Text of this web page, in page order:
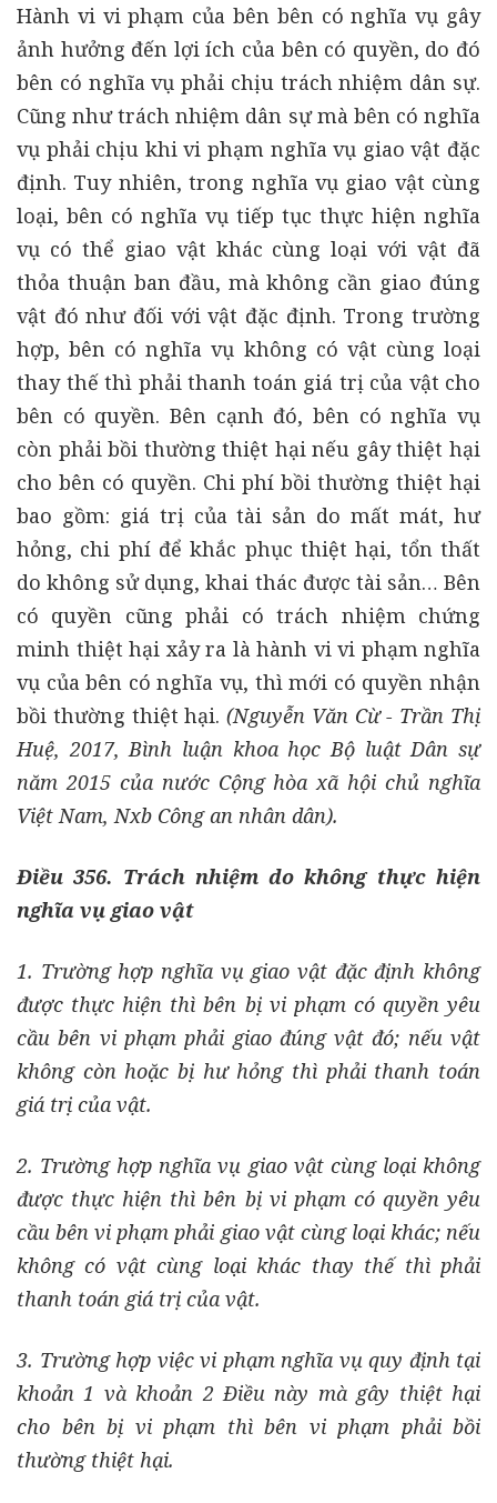
Hành vi vi phạm của bên bên có nghĩa vụ gây
ảnh hưởng đến lợi ích của bên có quyền, do đó
bên có nghĩa vụ phải chịu trách nhiệm dân sự.
Cũng như trách nhiệm dân sự mà bên có nghĩa
vụ phải chịu khi vi phạm nghĩa vụ giao vật đặc
định. Tuy nhiên, trong nghĩa vụ giao vật cùng
loại, bên có nghĩa vụ tiếp tục thực hiện nghĩa
vụ có thể giao vật khác cùng loại với vật đã
thỏa thuận ban đầu, mà không cần giao đúng
vật đó như đối với vật đặc định. Trong trường
hợp, bên có nghĩa vụ không có vật cùng loại
thay thế thì phải thanh toán giá trị của vật cho
bên có quyền. Bên cạnh đó, bên có nghĩa vụ
còn phải bồi thường thiệt hại nếu gây thiệt hại
cho bên có quyền. Chi phí bồi thường thiệt hại
bao gồm: giá trị của tài sản do mất mát, hư
hỏng, chi phí để khắc phục thiệt hại, tổn thất
do không sử dụng, khai thác được tài sản… Bên
có quyền cũng phải có trách nhiệm chứng
minh thiệt hại xảy ra là hành vi vi phạm nghĩa
vụ của bên có nghĩa vụ, thì mới có quyền nhận
bồi thường thiệt hại.(Nguyễn Văn Cừ - Trần Thị
Huệ, 2017, Bình luận khoa học Bộ luật Dân sự
năm 2015 của nước Cộng hòa xã hội chủ nghĩa
Việt Nam, Nxb Công an nhân dân).
Điều 356. Trách nhiệm do không thực hiện
nghĩa vụ giao vật
1. Trường hợp nghĩa vụ giao vật đặc định không
được thực hiện thì bên bị vi phạm có quyền yêu
cầu bên vi phạm phải giao đúng vật đó; nếu vật
không còn hoặc bị hư hỏng thì phải thanh toán
giá trị của vật.
2. Trường hợp nghĩa vụ giao vật cùng loại không
được thực hiện thì bên bị vi phạm có quyền yêu
cầu bên vi phạm phải giao vật cùng loại khác; nếu
không có vật cùng loại khác thay thế thì phải
thanh toán giá trị của vật.
3. Trường hợp việc vi phạm nghĩa vụ quy định tại
khoản 1 và khoản 2 Điều này mà gây thiệt hại
cho bên bị vi phạm thì bên vi phạm phải bồi
thường thiệt hại.